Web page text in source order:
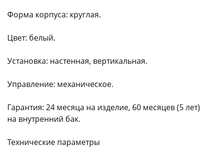
Форма корпуса: круглая.
Цвет: белый.
Установка: настенная, вертикальная.
Управление: механическое.
Гарантия: 24 месяца на изделие, 60 месяцев (5 лет)
на внутренний бак.
Технические параметры